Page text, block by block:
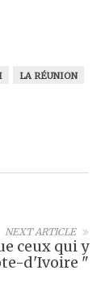
LA RÉUNION
NEXT ARTICLE
ceux qui y
d'Ivoire "